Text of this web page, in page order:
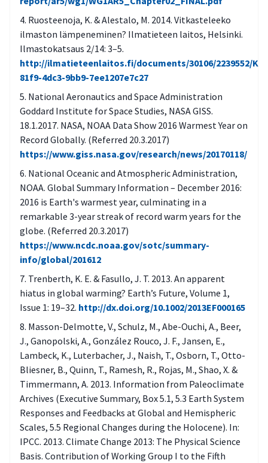
Ruosteenoja, K. & Alestalo, M. 2014. Vitkasteleeko
ilmaston lämpeneminen? Ilmatieteen laitos, Helsinki.
Ilmastokatsaus 2/14: 3–5.
http://ilmatieteenlaitos.fi/documents/30106/2239552/
81f9-4dc3-9bb9-7ee1207e7c27
National Aeronautics and Space Administration
Goddard Institute for Space Studies, NASA GISS.
18.1.2017. NASA, NOAA Data Show 2016 Warmest Year on
Record Globally. (Referred 20.3.2017)
https://www.giss.nasa.gov/research/news/20170118/
National Oceanic and Atmospheric Administration,
NOAA. Global Summary Information – December 2016:
2016 is Earth's warmest year, culminating in a
remarkable 3-year streak of record warm years for the
globe. (Referred 20.3.2017)
https://www.ncdc.noaa.gov/sotc/summary-
info/global/201612
Trenberth, K. E. & Fasullo, J. T. 2013. An apparent
hiatus in global warming? Earth’s Future, Volume 1,
Issue 1: 19–32. http://dx.doi.org/10.1002/2013EF000165
Masson-Delmotte, V., Schulz, M., Abe-Ouchi, A., Beer,
J., Ganopolski, A., González Rouco, J. F., Jansen, E.,
Lambeck, K., Luterbacher, J., Naish, T., Osborn, T., Otto-
Bliesner, B., Quinn, T., Ramesh, R., Rojas, M., Shao, X. &
Timmermann, A. 2013. Information from Paleoclimate
Archives (Executive Summary, Box 5.1, 5.3 Earth System
Responses and Feedbacks at Global and Hemispheric
Scales, 5.5 Regional Changes during the Holocene). In:
IPCC. 2013. Climate Change 2013: The Physical Science
Basis. Contribution of Working Group I to the Fifth